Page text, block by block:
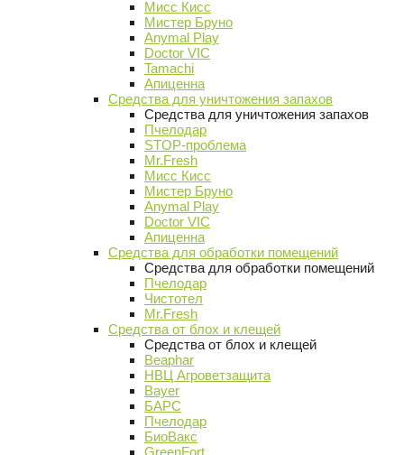
Мисс Кисс
Мистер Бруно
Anymal Play
Doctor VIC
Tamachi
Апиценна
Средства для уничтожения запахов
Средства для уничтожения запахов
Пчелодар
STOP-проблема
Mr.Fresh
Мисс Кисс
Мистер Бруно
Anymal Play
Doctor VIC
Апиценна
Средства для обработки помещений
Средства для обработки помещений
Пчелодар
Чистотел
Mr.Fresh
Средства от блох и клещей
Средства от блох и клещей
Beaphar
НВЦ Агроветзащита
Bayer
БАРС
Пчелодар
БиоВакс
GreenFort